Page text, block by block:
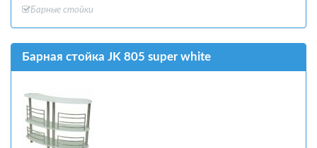
Барные стойки
Барная стойка JK 805 super white